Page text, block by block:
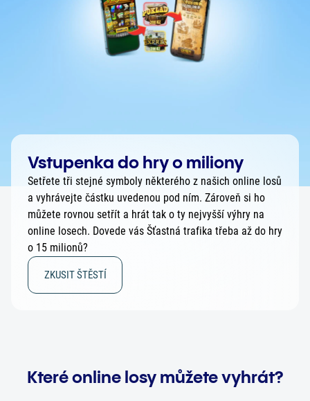
Vstupenka do hry o miliony
Setřete tři stejné symboly některého z našich online losů
a vyhrávejte částku uvedenou pod ním. Zároveň si ho
můžete rovnou setřít a hrát tak o ty nejvyšší výhry na
online losech. Dovede vás Šťastná trafika třeba až do hry
o 15 milionů?
ZKUSIT ŠTĚSTÍ
Které online losy můžete vyhrát?